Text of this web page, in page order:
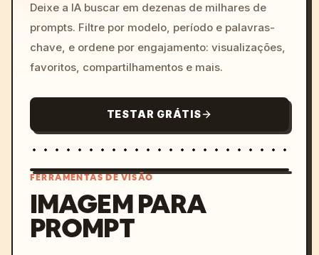
Deixe a IA buscar em dezenas de milhares de
prompts. Filtre por modelo, período e palavras-
chave, e ordene por engajamento: visualizações,
favoritos, compartilhamentos e mais.
TESTAR GRÁTIS
FERRAMENTAS DE VISÃO
IMAGEM PARA
PROMPT